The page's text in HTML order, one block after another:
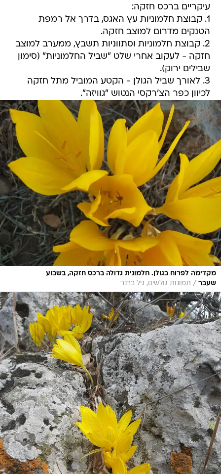
עיקריים ברכס חזקה:
1. קבוצת חלמוניות עץ האגס, בדרך אל רמפת
הטנקים מדרום למוצב חזקה.
2. קבוצת חלמוניות וסתווניות תשבץ, ממערב למוצב
חזקה - לעקוב אחרי שלט "שביל החלמוניות" (סימון
שבילים ירוק).
3. לאורך שביל הגולן - הקטע המוביל מתל חזקה
לכיוון כפר הצ'רקסי הנטוש "גוויזה".
מקדימה לפרוח בגולן. חלמונית גדולה ברכס חזקה, בשבוע
שעבר / תמונות גולשים, גיל ברנר